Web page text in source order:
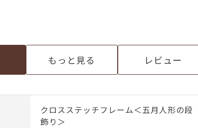
もっと見る レビュー
クロスステッチフレーム＜五月人形の段
飾り＞